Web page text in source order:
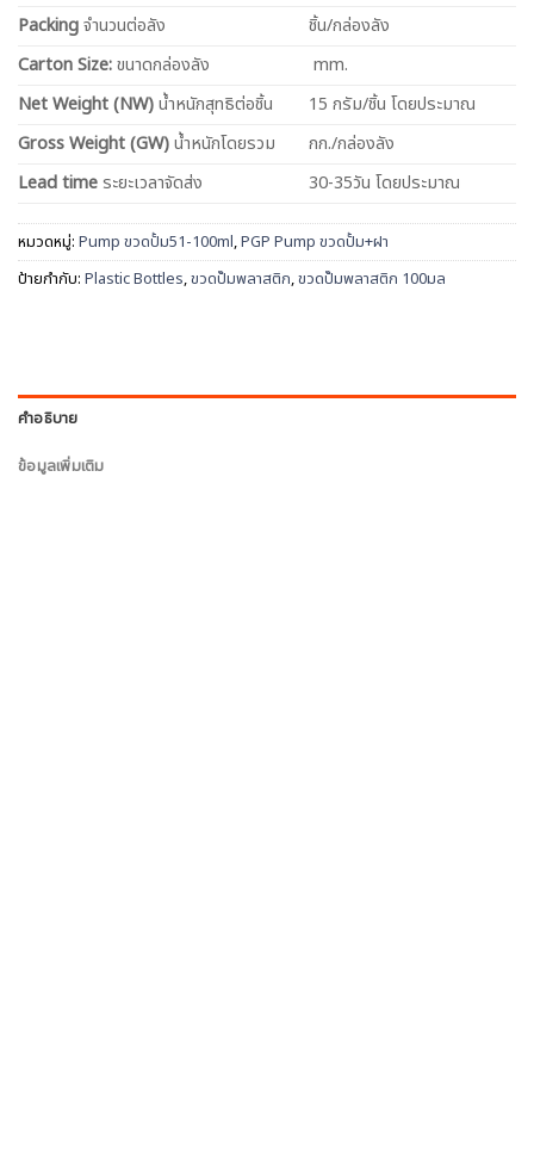
Packingจำนวนต่อลัง
ชิ้น/กล่องลัง
Carton Size:ขนาดกล่องลัง
mm.
NetWeight (NW)น้ำหนักสุทธิต่อชิ้น
15 กรัม/ชิ้น โดยประมาณ
Gross Weight (GW)น้ำหนักโดยรวม
กก./กล่องลัง
Lead time ระยะเวลาจัดส่ง 30-35วัน โดยประมาณ
หมวดหมู่: Pump ขวดปั้ม51-100ml,PGP Pump ขวดปั้ม+ฝา
ป้ายกำกับ: Plastic Bottles,ขวดปั๊มพลาสติก,ขวดปั๊มพลาสติก 100มล
คำอธิบาย
ข้อมูลเพิ่มเติม